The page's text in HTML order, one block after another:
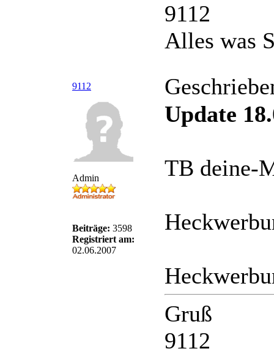
9112
Alles was
9112
Admin
Beiträge: 3598
Registriert am:
02.06.2007
Update
TB deine-
Gruß
9112